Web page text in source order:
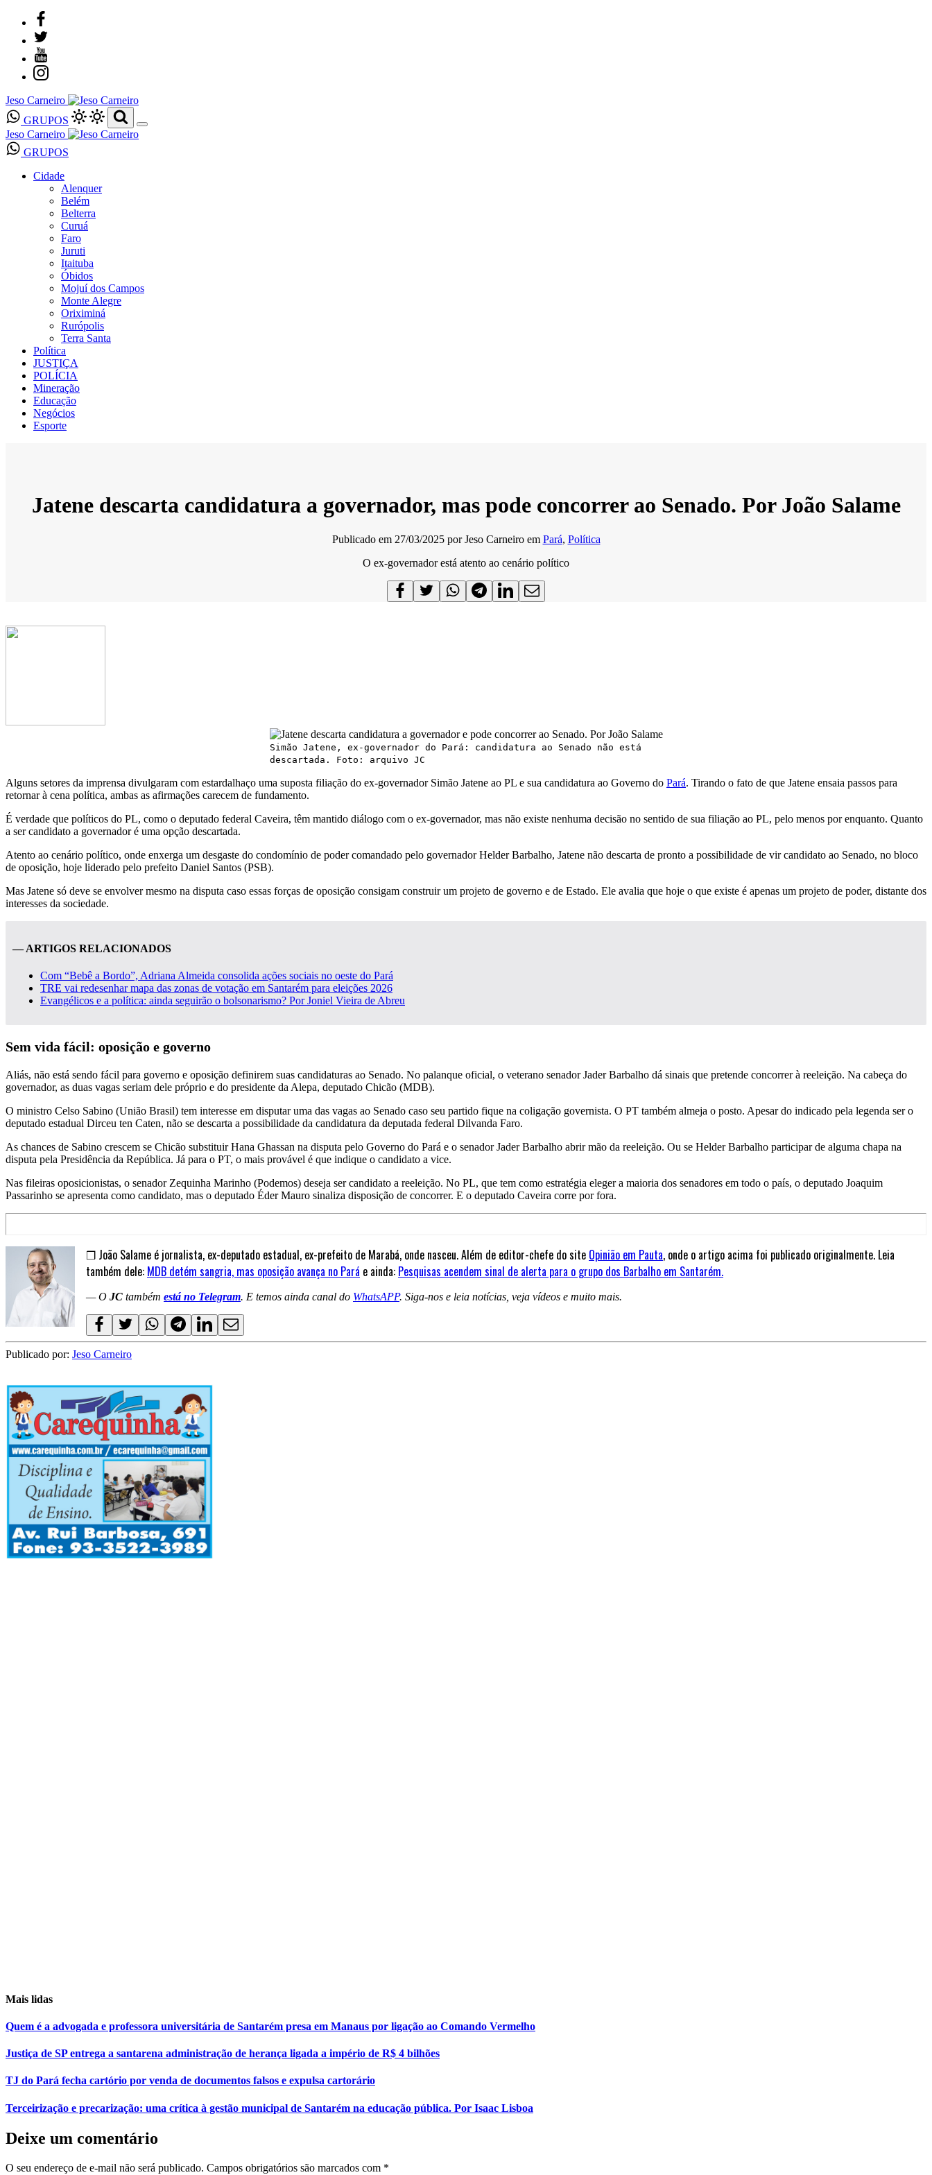
Jeso Carneiro
GRUPOS
Jeso Carneiro
GRUPOS
Cidade
Alenquer
Belém
Belterra
Curuá
Faro
Juruti
Itaituba
Óbidos
Mojuí dos Campos
Monte Alegre
Oriximiná
Rurópolis
Terra Santa
Política
JUSTIÇA
POLÍCIA
Mineração
Educação
Negócios
Esporte
Jatene descarta candidatura a governador, mas pode concorrer ao Senado. Por João Salame
Publicado em 27/03/2025 porJeso Carneiro em Pará, Política
O ex-governador está atento ao cenário político
Simão Jatene, ex-governador do Pará: candidatura ao Senado não está
descartada. Foto: arquivo JC
Alguns setores da imprensa divulgaram com estardalhaço uma suposta filiação do ex-governador Simão Jatene ao PL e sua candidatura ao Governo do Pará. Tirando o fato de que Jatene ensaia passos para
retornar à cena política, ambas as afirmações carecem de fundamento.
É verdade que políticos do PL, como o deputado federal Caveira, têm mantido diálogo com o ex-governador, mas não existe nenhuma decisão no sentido de sua filiação ao PL, pelo menos por enquanto. Quanto
a ser candidato a governador é uma opção descartada.
Atento ao cenário político, onde enxerga um desgaste do condomínio de poder comandado pelo governador Helder Barbalho, Jatene não descarta de pronto a possibilidade de vir candidato ao Senado, no bloco
de oposição, hoje liderado pelo prefeito Daniel Santos (PSB).
Mas Jatene só deve se envolver mesmo na disputa caso essas forças de oposição consigam construir um projeto de governo e de Estado. Ele avalia que hoje o que existe é apenas um projeto de poder, distante dos
interesses da sociedade.
— ARTIGOS RELACIONADOS
Com “Bebê a Bordo”, Adriana Almeida consolida ações sociais no oeste do Pará
TRE vai redesenhar mapa das zonas de votação em Santarém para eleições 2026
Evangélicos e a política: ainda seguirão o bolsonarismo? Por Joniel Vieira de Abreu
Sem vida fácil: oposição e governo
Aliás, não está sendo fácil para governo e oposição definirem suas candidaturas ao Senado. No palanque oficial, o veterano senador Jader Barbalho dá sinais que pretende concorrer à reeleição. Na cabeça do
governador, as duas vagas seriam dele próprio e do presidente da Alepa, deputado Chicão (MDB).
O ministro Celso Sabino (União Brasil) tem interesse em disputar uma das vagas ao Senado caso seu partido fique na coligação governista. O PT também almeja o posto. Apesar do indicado pela legenda ser o
deputado estadual Dirceu ten Caten, não se descarta a possibilidade da candidatura da deputada federal Dilvanda Faro.
As chances de Sabino crescem se Chicão substituir Hana Ghassan na disputa pelo Governo do Pará e o senador Jader Barbalho abrir mão da reeleição. Ou se Helder Barbalho participar de alguma chapa na
disputa pela Presidência da República. Já para o PT, o mais provável é que indique o candidato a vice.
Nas fileiras oposicionistas, o senador Zequinha Marinho (Podemos) deseja ser candidato a reeleição. No PL, que tem como estratégia eleger a maioria dos senadores em todo o país, o deputado Joaquim
Passarinho se apresenta como candidato, mas o deputado Éder Mauro sinaliza disposição de concorrer. E o deputado Caveira corre por fora.
❒ João Salame é jornalista, ex-deputado estadual, ex-prefeito de Marabá, onde nasceu. Além de editor-chefe do site Opinião em Pauta, onde o artigo acima foi publicado originalmente. Leia
também dele: MDB detém sangria, mas oposição avança no Pará e ainda: Pesquisas acendem sinal de alerta para o grupo dos Barbalho em Santarém.
— O JC também está no Telegram. E temos ainda canal do WhatsAPP. Siga-nos e leia notícias, veja vídeos e muito mais.
Publicado por: Jeso Carneiro
Mais lidas
Quem é a advogada e professora universitária de Santarém presa em Manaus por ligação ao Comando Vermelho
Justiça de SP entrega a santarena administração de herança ligada a império de R$ 4 bilhões
TJ do Pará fecha cartório por venda de documentos falsos e expulsa cartorário
Terceirização e precarização: uma crítica à gestão municipal de Santarém na educação pública. Por Isaac Lisboa
Deixe um comentário
O seu endereço de e-mail não será publicado. Campos obrigatórios são marcados com *